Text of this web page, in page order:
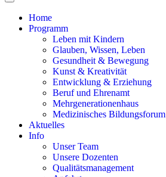
Home
Programm
Leben mit Kindern
Glauben, Wissen, Leben
Gesundheit & Bewegung
Kunst & Kreativität
Entwicklung & Erziehung
Beruf und Ehrenamt
Mehrgenerationenhaus
Medizinisches Bildungsforum
Aktuelles
Info
Unser Team
Unsere Dozenten
Qualitätsmanagement